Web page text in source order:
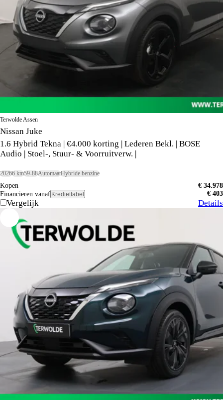
Terwolde Assen
Nissan Juke
1.6 Hybrid Tekna | €4.000 korting | Lederen Bekl. | BOSE
Audio | Stoel-, Stuur- & Voorruitverw. |
20266 km59-88AutomaatHybride benzine
Kopen
€ 34.978
Financieren vanaf Krediettabel € 403
Vergelijk Details